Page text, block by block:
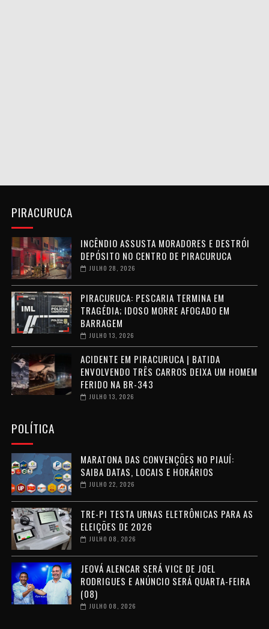
PIRACURUCA
INCÊNDIO ASSUSTA MORADORES E DESTRÓI
DEPÓSITO NO CENTRO DE PIRACURUCA
JULHO 28, 2026
PIRACURUCA: PESCARIA TERMINA EM
TRAGÉDIA; IDOSO MORRE AFOGADO EM
BARRAGEM
JULHO 13, 2026
ACIDENTE EM PIRACURUCA | BATIDA
ENVOLVENDO TRÊS CARROS DEIXA UM HOMEM
FERIDO NA BR-343
JULHO 13, 2026
POLÍTICA
MARATONA DAS CONVENÇÕES NO PIAUÍ:
SAIBA DATAS, LOCAIS E HORÁRIOS
JULHO 22, 2026
TRE-PI TESTA URNAS ELETRÔNICAS PARA AS
ELEIÇÕES DE 2026
JULHO 08, 2026
JEOVÁ ALENCAR SERÁ VICE DE JOEL
RODRIGUES E ANÚNCIO SERÁ QUARTA-FEIRA
(08)
JULHO 08, 2026